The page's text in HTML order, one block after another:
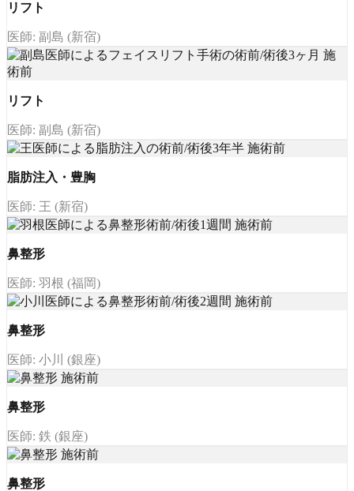
リフト
医師: 副島 (新宿)
リフト
医師: 副島 (新宿)
脂肪注入・豊胸
医師: 王 (新宿)
鼻整形
医師: 羽根 (福岡)
鼻整形
医師: 小川 (銀座)
鼻整形
医師: 鉄 (銀座)
鼻整形